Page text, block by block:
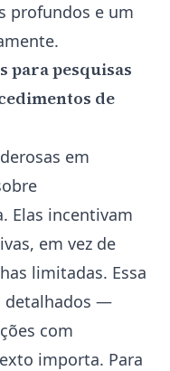
profundos e um
para pesquisas
de
em
Elas incentivam
em vez de
limitadas. Essa
detalhados —
com
importa. Para